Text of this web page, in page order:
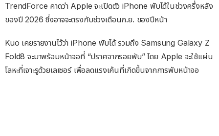
TrendForce คาดว่า Apple จะเปิดตัว iPhone พับได้ในช่วงครึ่งหลัง
ของปี 2026 ซึ่งอาจจะตรงกับช่วงเดือนก.ย. ของปีหน้า
Kuo เคยรายงานไว้ว่า iPhone พับได้ รวมถึง Samsung Galaxy Z
Fold8 จะมาพร้อมหน้าจอที่ “ปราศจากรอยพับ” โดย Apple จะใช้แผ่น
โลหะที่เจาะรูด้วยเลเซอร์ เพื่อลดแรงเค้นที่เกิดขึ้นจากการพับหน้าจอ